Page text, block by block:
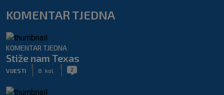
KOMENTAR TJEDNA
KOMENTAR TJEDNA
Stiže nam Texas
VIJESTI 8. kol. 2